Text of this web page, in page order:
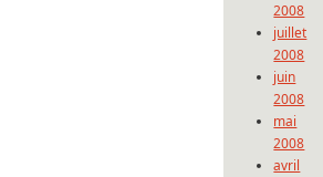
2008
juillet
2008
juin
2008
mai
2008
avril